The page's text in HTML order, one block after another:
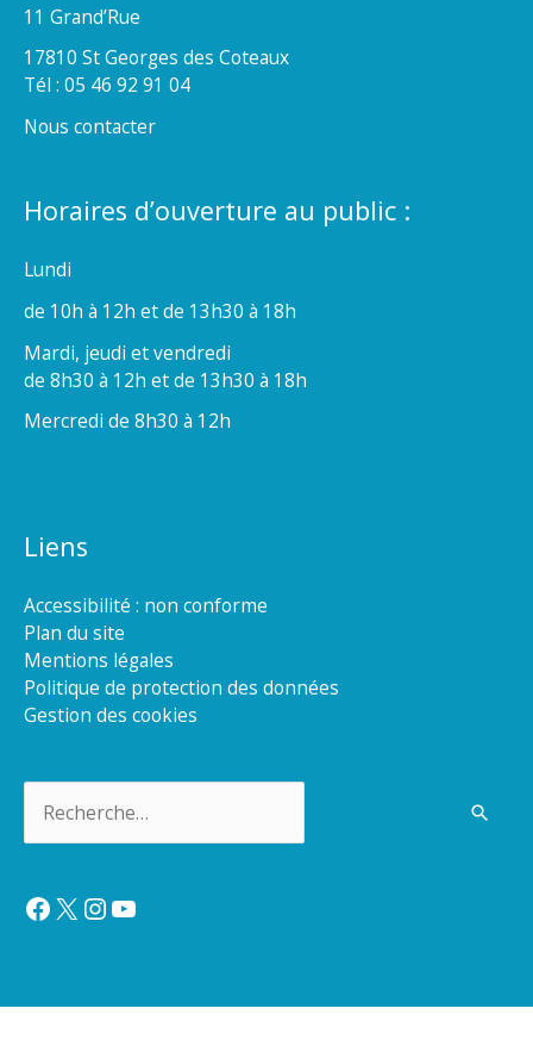
11 Grand’Rue
17810 St Georges des Coteaux
Tél : 05 46 92 91 04
Nous contacter
Horaires d’ouverture au public :
Lundi
de 10h à 12h et de 13h30 à 18h
Mardi, jeudi et vendredi
de 8h30 à 12h et de 13h30 à 18h
Mercredi de 8h30 à 12h
Liens
Accessibilité : non conforme
Plan du site
Mentions légales
Politique de protection des données
Gestion des cookies
Facebook
X Instagram
YouTube